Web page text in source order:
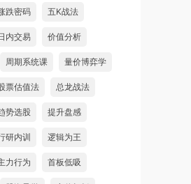
跌密码 五K战法
内交易 价值分析
周期系统课 量价博弈学
票估值法 总龙战法
势选股 提升盘感
研内训 逻辑为王
力行为 首板低吸